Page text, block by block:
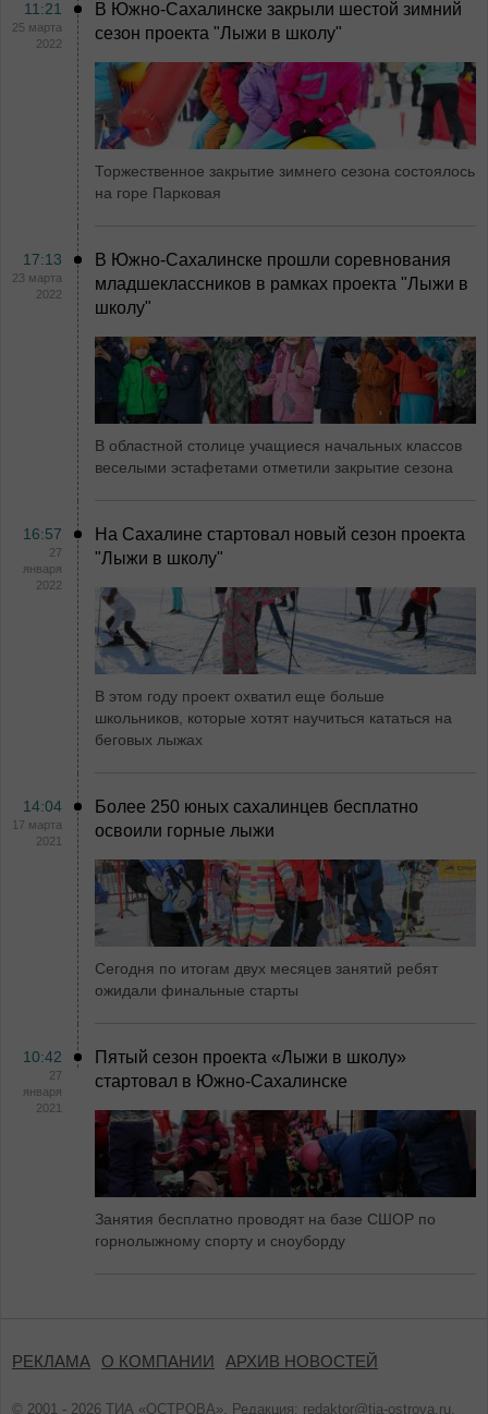
11:21
25 марта
2022
В Южно-Сахалинске закрыли шестой зимний
сезон проекта "Лыжи в школу"
Торжественное закрытие зимнего сезона состоялось
на горе Парковая
17:13
23 марта
2022
В Южно-Сахалинске прошли соревнования
младшеклассников в рамках проекта "Лыжи в
школу"
В областной столице учащиеся начальных классов
веселыми эстафетами отметили закрытие сезона
16:57
27
января
2022
На Сахалине стартовал новый сезон проекта
"Лыжи в школу"
В этом году проект охватил еще больше
школьников, которые хотят научиться кататься на
беговых лыжах
14:04
17 марта
2021
Более 250 юных сахалинцев бесплатно
освоили горные лыжи
Сегодня по итогам двух месяцев занятий ребят
ожидали финальные старты
10:42
27
января
2021
Пятый сезон проекта «Лыжи в школу»
стартовал в Южно-Сахалинске
Занятия бесплатно проводят на базе СШОР по
горнолыжному спорту и сноуборду
РЕКЛАМА О КОМПАНИИ АРХИВ НОВОСТЕЙ
© 2001 - 2026 ТИА «ОСТРОВА». Редакция: redaktor@tia-ostrova.ru.